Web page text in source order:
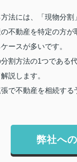
法には、「現物分
不動産を特定の方
ースが多いです。
割方法の1つである
説します。
で不動産を相続す
弊社へ